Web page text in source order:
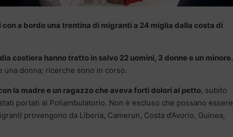
a bordo una trentina di migranti a 24 miglia dalla costa di
costiera hanno tratto in salvo 22 uomini, 3 donne e un minore.
una donna; ricerche sono in corso.
la madre e un ragazzo che aveva forti dolori al petto, subito
portati al Poliambulatorio. Non è escluso che possano essere
provengono da Liberia, Camerun, Costa d’Avorio, Guinea,